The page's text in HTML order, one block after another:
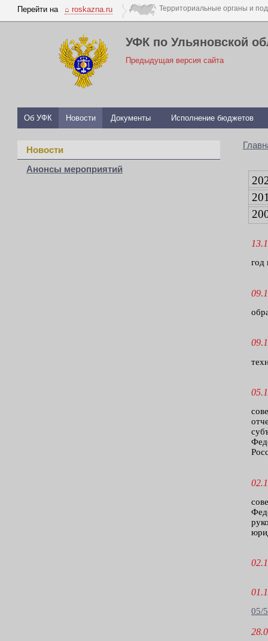
Перейти на ⌂ roskazna.ru
УФК по Ульяновской
Предыдущая версия сайта
Об УФК Новости Документы Исполнение бюджетов
Новости
Анонсы мероприятий
год
05/